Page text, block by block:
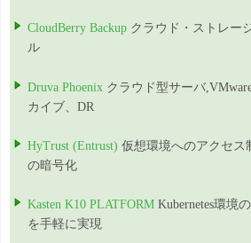
CloudBerry Backup クラウド・ストレー
ル
Druva Phoenix クラウド型サーバ
カイブ、DR
HyTrust (Entrust) 仮想環境へのアクセス
の暗号化
Kasten K10 PLATFORM Kubernetes環境
を手軽に実現